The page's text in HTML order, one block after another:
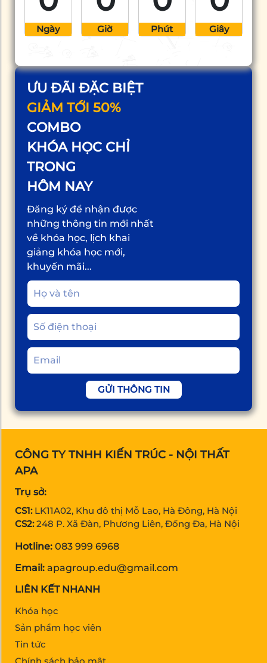
ƯU ĐÃI ĐẶC BIỆT
GIẢM TỚI 50%
COMBO
KHÓA HỌC CHỈ
TRONG
HÔM NAY
Đăng ký để nhận được
những thông tin mới nhất
về khóa học, lịch khai
giảng khóa học mới,
khuyến mãi...
GỬI THÔNG TIN
Ngày Giờ Phút Giây
CÔNG TY TNHH KIẾN TRÚC - NỘI THẤT
APA
Trụ sở:
CS1: LK11A02, Khu đô thị Mỗ Lao, Hà Đông, Hà Nội
CS2: 248 P. Xã Đàn, Phương Liên, Đống Đa, Hà Nội
Hotline: 083 999 6968
Email: apagroup.edu@gmail.com
LIÊN KẾT NHANH
Khóa học
Sản phẩm học viên
Tin tức